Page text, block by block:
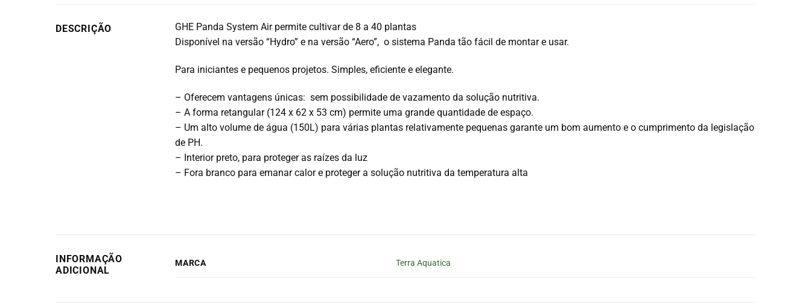
DESCRIÇÃO
GHE Panda System Air permite cultivar de 8 a 40 plantas
Disponível na versão “Hydro” e na versão “Aero”, o sistema Panda tão fácil de montar e usar.
Para iniciantes e pequenos projetos. Simples, eficiente e elegante.
– Oferecem vantagens únicas: sem possibilidade de vazamento da solução nutritiva.
– A forma retangular (124 x 62 x 53 cm) permite uma grande quantidade de espaço.
– Um alto volume de água (150L) para várias plantas relativamente pequenas garante um bom aumento e o cumprimento da legislação
de PH.
– Interior preto, para proteger as raízes da luz
– Fora branco para emanar calor e proteger a solução nutritiva da temperatura alta
INFORMAÇÃO
ADICIONAL
MARCA Terra Aquatica